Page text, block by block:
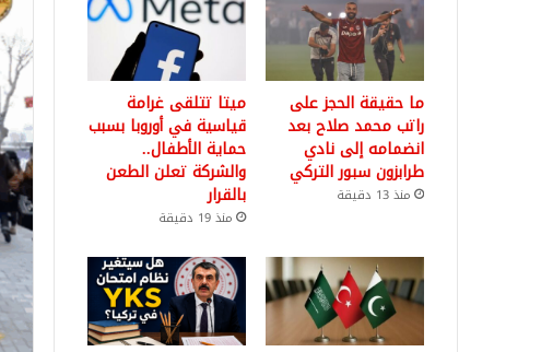
ما حقيقة الحجز على
راتب محمد صلاح بعد
انضمامه إلى نادي
طرابزون سبور التركي
منذ 13 دقيقة
ميتا تتلقى غرامة
قياسية في أوروبا بسبب
حماية الأطفال..
والشركة تعلن الطعن
بالقرار
منذ 19 دقيقة